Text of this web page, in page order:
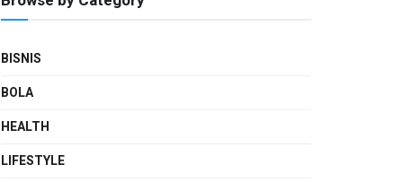
BISNIS
BOLA
HEALTH
LIFESTYLE